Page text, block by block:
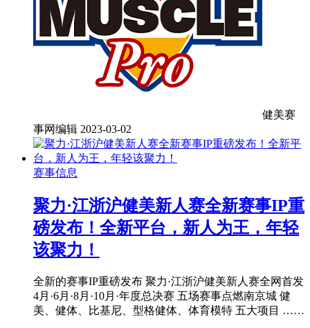
健美赛
事网编辑 2023-03-02
赛事信息
聚力·江浙沪健美新人赛全新赛事IP重
磅发布！全新平台，新人为王，年轻
该聚力！
全新的赛事IP重磅发布 聚力·江浙沪健美新人赛全网首发
4月·6月·8月·10月·年度总决赛 五场赛事点燃南京城 健
美、健体、比基尼、型格健体、体育模特 五大项目 ……